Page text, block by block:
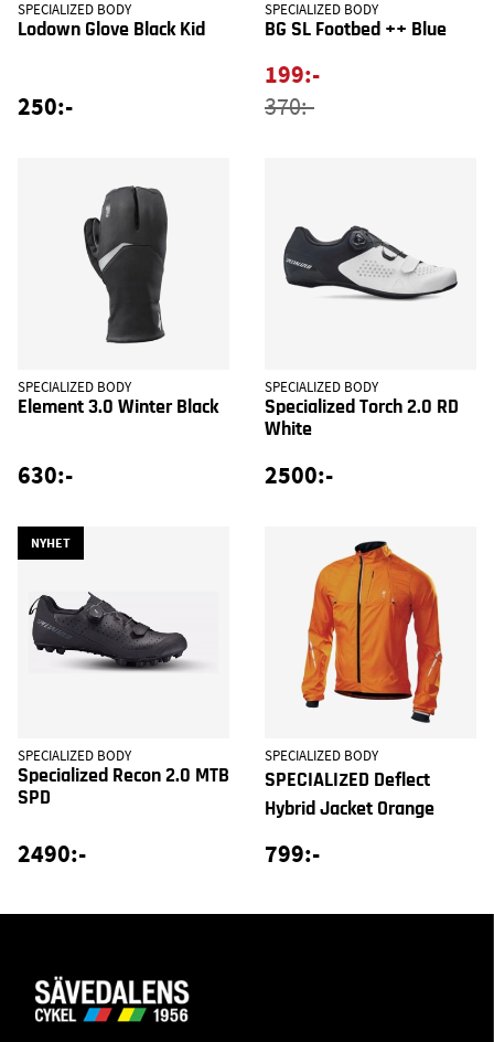
SPECIALIZED BODY
Lodown Glove Black Kid
250:-
SPECIALIZED BODY
BG SL Footbed ++ Blue
199:-
370:-
SPECIALIZED BODY
Element 3.0 Winter Black
630:-
SPECIALIZED BODY
Specialized Torch 2.0 RD
White
2500:-
NYHET
SPECIALIZED BODY
Specialized Recon 2.0 MTB
SPD
2490:-
SPECIALIZED BODY
SPECIALIZED Deflect
Hybrid Jacket Orange
799:-